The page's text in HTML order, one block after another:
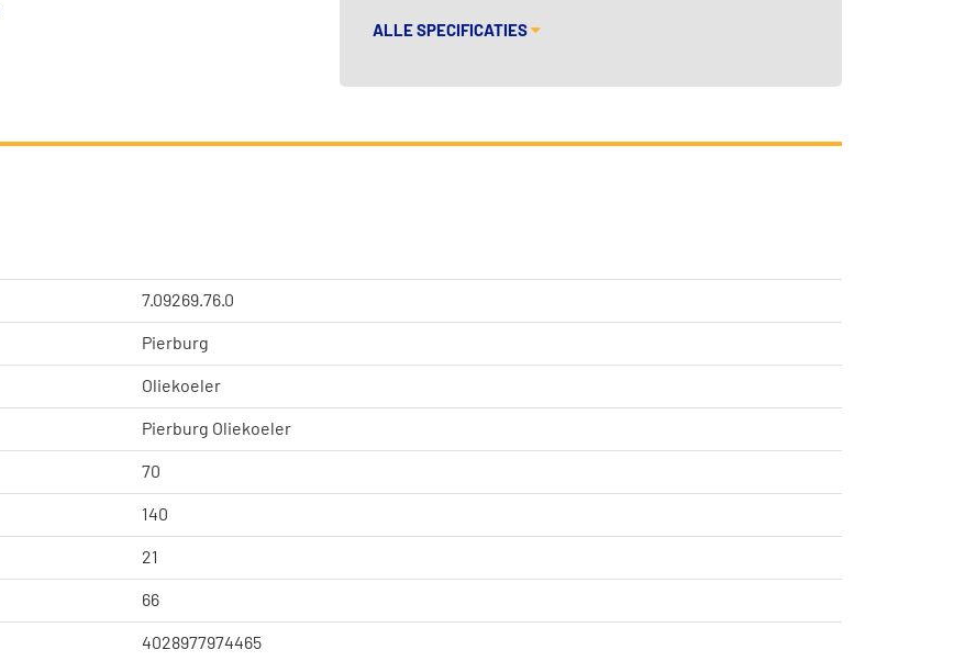
ALLE SPECIFICATIES
7.09269.76.0
Pierburg
Oliekoeler
Pierburg Oliekoeler
70
140
21
66
4028977974465